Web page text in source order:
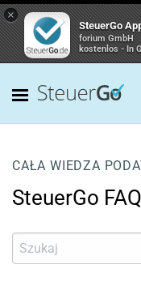
×
SteuerGo
forium GmbH
kostenlos - In
CAŁA WIEDZA
SteuerGo